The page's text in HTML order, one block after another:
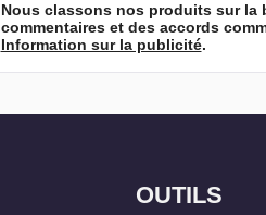
Nous classons nos produits sur la
commentaires et des accords
Information sur la publicité.
OUTILS